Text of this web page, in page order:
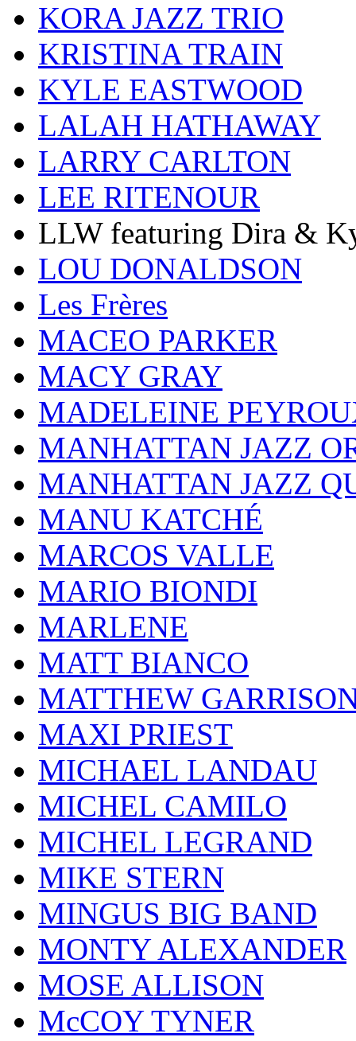
KORA JAZZ TRIO
KRISTINA TRAIN
KYLE EASTWOOD
LALAH HATHAWAY
LARRY CARLTON
LEE RITENOUR
LLW featuring Dira &
LOU DONALDSON
Les Frères
MACEO PARKER
MACY GRAY
MADELEINE
MANHATTAN JAZZ
MANHATTAN JAZZ
MANU KATCHÉ
MARCOS VALLE
MARIO BIONDI
MARLENE
MATT BIANCO
MATTHEW
MAXI PRIEST
MICHAEL LANDAU
MICHEL CAMILO
MICHEL LEGRAND
MIKE STERN
MINGUS BIG BAND
MONTY ALEXANDER
MOSE ALLISON
McCOY TYNER